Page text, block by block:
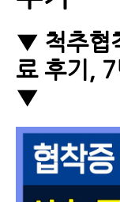
▼ 척추협
료 후기,
▼